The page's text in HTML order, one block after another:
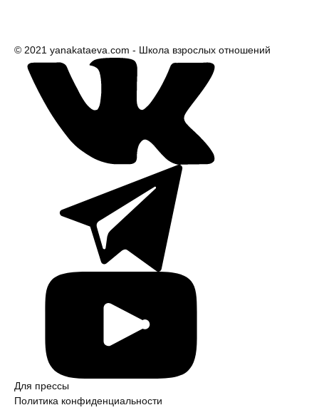
© 2021 yanakataeva.com - Школа взрослых отношений
Для прессы
Политика конфиден­ци­аль­ности